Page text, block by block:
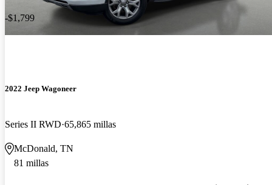
-$1,799
2022 Jeep Wagoneer
Series II RWD 65,865 millas
McDonald, TN
81 millas